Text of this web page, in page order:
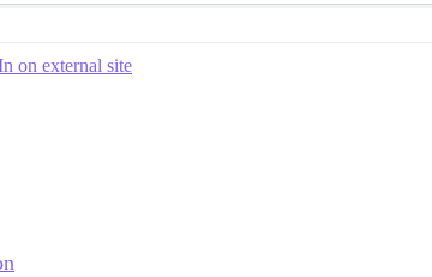
on external site